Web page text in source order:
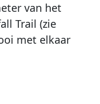
van het
Trail (zie
met elkaar